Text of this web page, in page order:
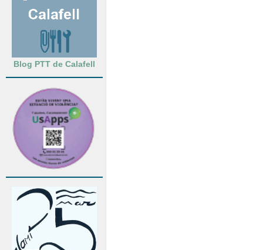
Blog PTT de Calafell